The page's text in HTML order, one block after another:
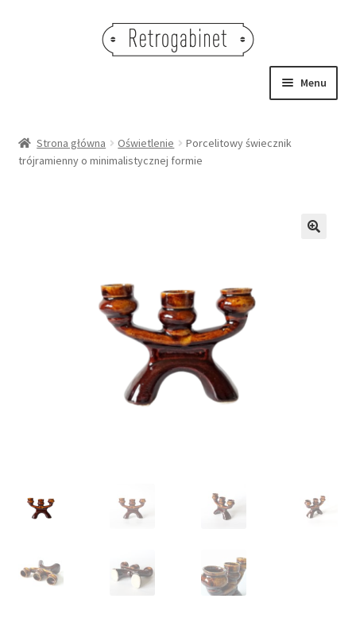
Menu
OBRAZY
Strona główna Oświetlenie
Porcelitowy świecznik
trójramienny o minimalistycznej formie